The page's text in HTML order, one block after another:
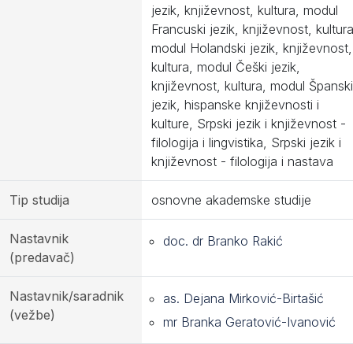
jezik, književnost, kultura, modul
Francuski jezik, književnost,
modul Holandski jezik, književnost,
kultura, modul Češki jezik,
književnost, kultura, modul Španski
jezik, hispanske književnosti i
kulture, Srpski jezik i književnost -
filologija i lingvistika, Srpski jezik i
književnost - filologija i nastava
Tip studija osnovne akademske studije
Nastavnik
(predavač)
doc. dr Branko Rakić
Nastavnik/saradnik
(vežbe)
as. Dejana Mirković-Birtašić
mr Branka Geratović-Ivanović